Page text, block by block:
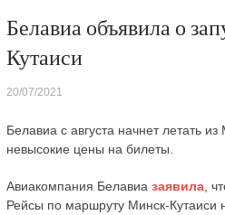
Белавиа объявила о
Кутаиси
20/07/2021
Белавиа с августа начнет летать
невысокие цены на билеты.
Авиакомпания Белавиа заявила ,
Рейсы по маршруту Минск-Кутаиси